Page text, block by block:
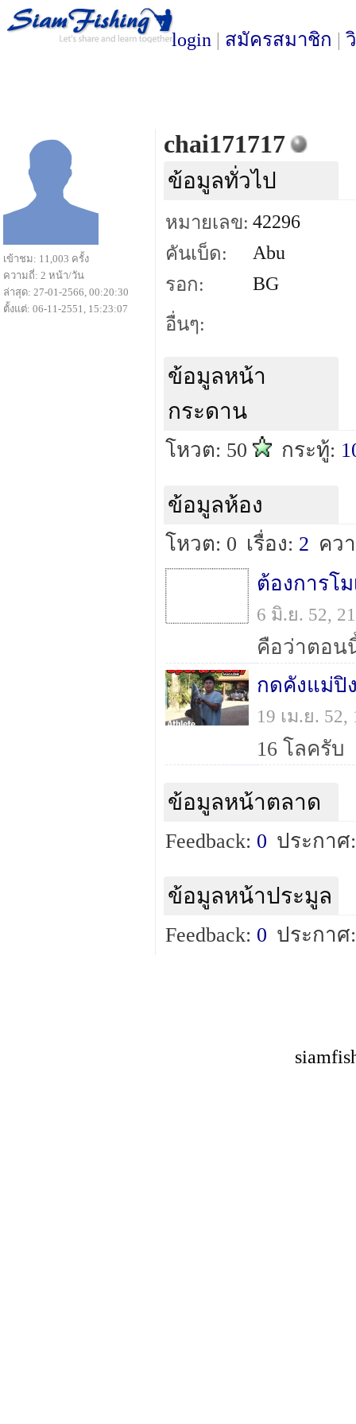
login | สมัครสมาชิก |
chai171717
ข้อมูลทั่วไป
หมายเลข: 42296
คันเบ็ด:
Abu
รอก:
BG
อื่นๆ:
ข้อมูลหน้า
กระดาน
โหวต: 50 กระทู้:
ข้อมูลห้อง
โหวต: 0 เรื่อง: 2 คว
ต้องการโม
6 มิ.ย. 52,
กดคังแม่ปิ
19 เม.ย.
16 โลครับ
ข้อมูลหน้าตลาด
Feedback: 0 ประกาศ
ข้อมูลหน้าประมูล
Feedback: 0 ประกาศ
เข้าชม: 11,003 ครั้ง
ความถี่: 2 หน้า/วัน
ล่าสุด: 27-01-2566, 00:20:30
ตั้งแต่: 06-11-2551, 15:23:07